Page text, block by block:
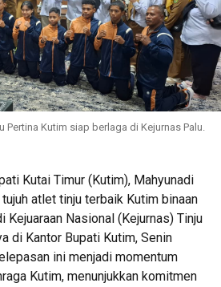
Pertina Kutim siap berlaga di Kejurnas Palu.
Kutai Timur (Kutim), Mahyunadi
atlet tinju terbaik Kutim binaan
Kejuaraan Nasional (Kejurnas) Tinju
di Kantor Bupati Kutim, Senin
ini menjadi momentum
Kutim, menunjukkan komitmen